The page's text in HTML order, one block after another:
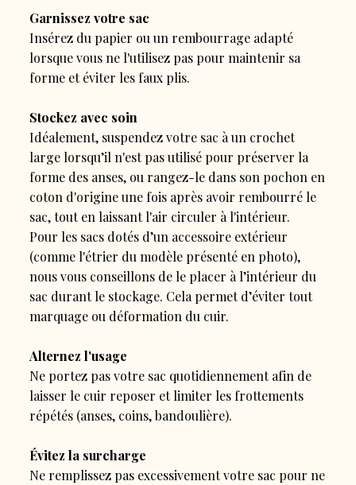
Garnissez votre sac
Insérez du papier ou un rembourrage adapté
lorsque vous ne l'utilisez pas pour maintenir sa
forme et éviter les faux plis.
Stockez avec soin
Idéalement, suspendez votre sac à un crochet
large lorsqu’il n'est pas utilisé pour préserver la
forme des anses, ou rangez-le dans son pochon en
coton d'origine une fois après avoir rembourré le
sac, tout en laissant l'air circuler à l'intérieur.
Pour les sacs dotés d’un accessoire extérieur
(comme l'étrier du modèle présenté en photo),
nous vous conseillons de le placer à l’intérieur du
sac durant le stockage. Cela permet d’éviter tout
marquage ou déformation du cuir.
Alternez l'usage
Ne portez pas votre sac quotidiennement afin de
laisser le cuir reposer et limiter les frottements
répétés (anses, coins, bandoulière).
Évitez la surcharge
Ne remplissez pas excessivement votre sac pour ne